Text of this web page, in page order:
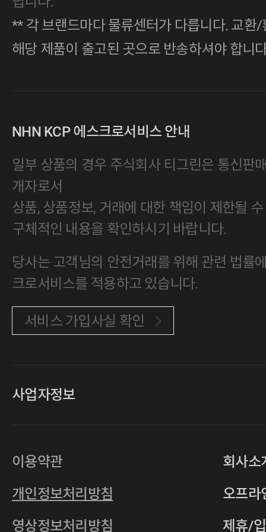
** 각 브랜드마다 물류센터가 다릅니다. 교환
해당 제품이 출고된 곳으로 반송하셔야 합니
NHN KCP 에스크로서비스 안내
일부 상품의 경우 주식회사 티그린은 통신판
개자로서
상품, 상품정보, 거래에 대한 책임이 제한될
구체적인 내용을 확인하시기 바랍니다.
당사는 고객님의 안전거래를 위해 관련 법률
크로서비스를 적용하고 있습니다.
서비스 가입사실 확인
사업자정보
사업자등록번호
통신판매업 2011-서울중구-0149
이용약관
개인정보처리방침
영상정보처리방침
회사소
오프라
제휴/